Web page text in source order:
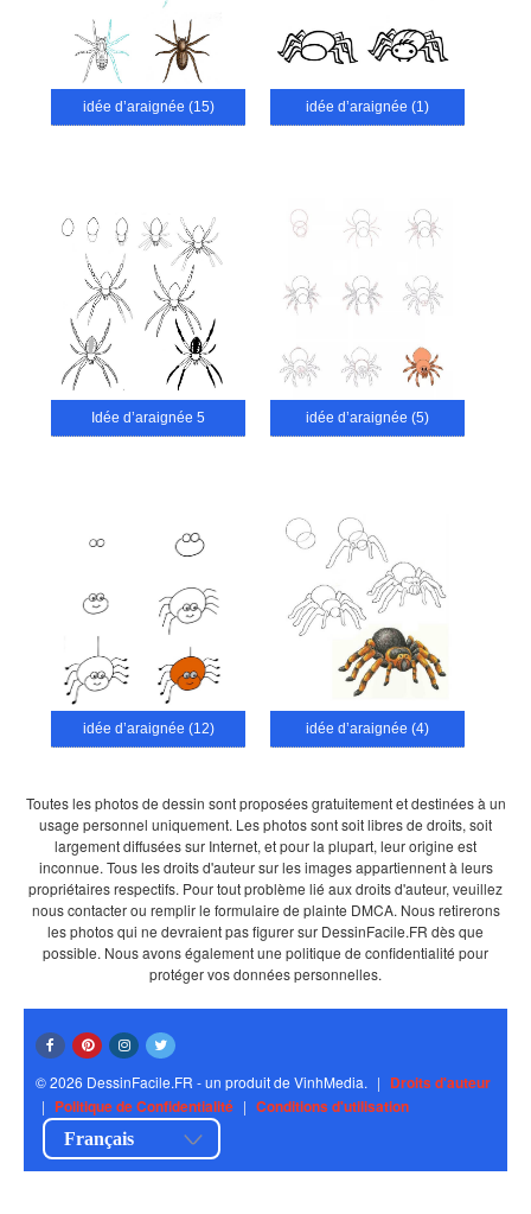
idée d’araignée (15) idée d’araignée (1)
Idée d’araignée 5 idée d’araignée (5)
idée d’araignée (12) idée d’araignée (4)
Toutes les photos de dessin sont proposées gratuitement et destinées à un
usage personnel uniquement. Les photos sont soit libres de droits, soit
largement diffusées sur Internet, et pour la plupart, leur origine est
inconnue. Tous les droits d'auteur sur les images appartiennent à leurs
propriétaires respectifs. Pour tout problème lié aux droits d'auteur, veuillez
nous contacter ou remplir le formulaire de plainte DMCA. Nous retirerons
les photos qui ne devraient pas figurer sur DessinFacile.FR dès que
possible. Nous avons également une politique de confidentialité pour
protéger vos données personnelles.
© 2026 DessinFacile.FR - un produit de VinhMedia. | Droits d'auteur
| Politique de Confidentialité | Conditions d'utilisation
Français